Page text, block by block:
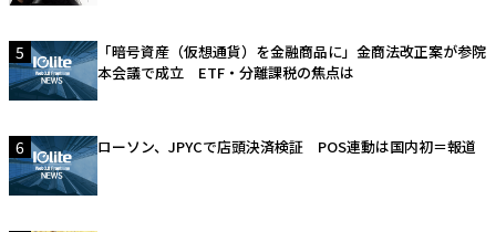
5
「暗号資産（仮想通貨）を金融商品に」金商法改正案が参院
本会議で成立 ETF・分離課税の焦点は
6 ローソン、JPYCで店頭決済検証 POS連動は国内初＝報道